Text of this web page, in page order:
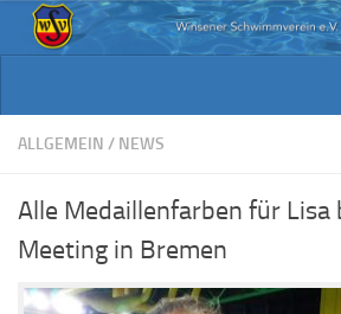
Verein / Kontakt
Sponsoren
Fotos
Aktuelles
Trainingsplan
Verein / Kontakt
ALLGEMEIN / NEWS
Alle Medaillenfarben für
Meeting in Bremen